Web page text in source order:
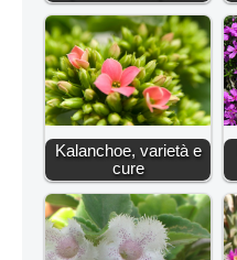
Kalanchoe, varietà e
cure